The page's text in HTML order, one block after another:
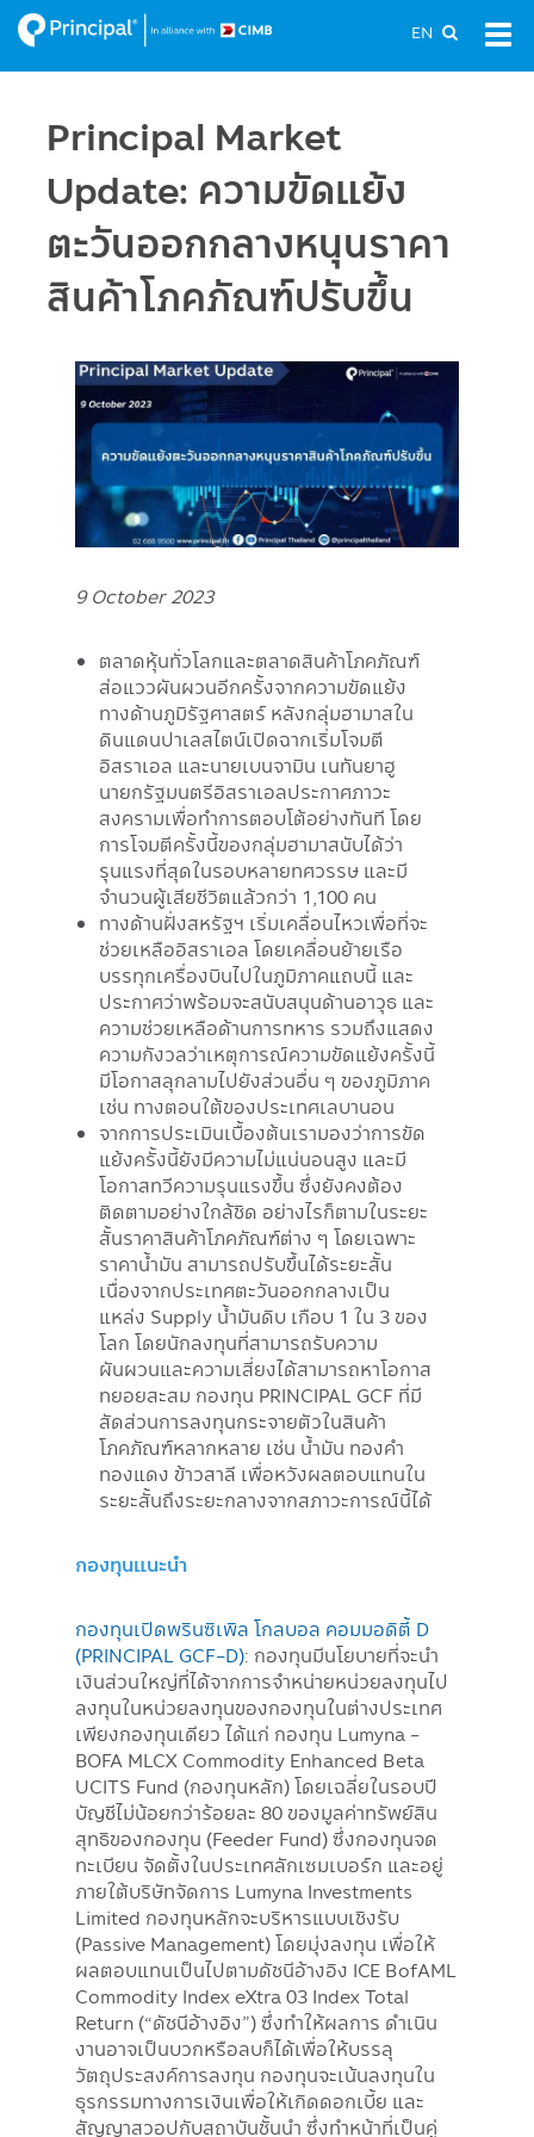
Skip
to
main
EN
Principal Market
Update: ความขัดแย้ง
ตะวันออกกลางหนุนราคา
สินค้าโภคภัณฑ์ปรับขึ้น
9 October 2023
ตลาดหุ้นทั่วโลกและตลาดสินค้าโภคภัณฑ์
ส่อแววผันผวนอีกครั้งจากความขัดแย้ง
ทางด้านภูมิรัฐศาสตร์ หลังกลุ่มฮามาสใน
ดินแดนปาเลสไตน์เปิดฉากเริ่มโจมตี
อิสราเอล และนายเบนจามิน เนทันยาฮู
นายกรัฐมนตรีอิสราเอลประกาศภาวะ
สงครามเพื่อทำการตอบโต้อย่างทันที โดย
การโจมตีครั้งนี้ของกลุ่มฮามาสนับได้ว่า
รุนแรงที่สุดในรอบหลายทศวรรษ และมี
จำนวนผู้เสียชีวิตแล้วกว่า 1,100 คน
ทางด้านฝั่งสหรัฐฯ เริ่มเคลื่อนไหวเพื่อที่จะ
ช่วยเหลืออิสราเอล โดยเคลื่อนย้ายเรือ
บรรทุกเครื่องบินไปในภูมิภาคแถบนี้ และ
ประกาศว่าพร้อมจะสนับสนุนด้านอาวุธ และ
ความช่วยเหลือด้านการทหาร รวมถึงแสดง
ความกังวลว่าเหตุการณ์ความขัดแย้งครั้งนี้
มีโอกาสลุกลามไปยังส่วนอื่น ๆ ของภูมิภาค
เช่น ทางตอนใต้ของประเทศเลบานอน
จากการประเมินเบื้องต้นเรามองว่าการขัด
แย้งครั้งนี้ยังมีความไม่แน่นอนสูง และมี
โอกาสทวีความรุนแรงขึ้น ซึ่งยังคงต้อง
ติดตามอย่างใกล้ชิด อย่างไรก็ตามในระยะ
สั้นราคาสินค้าโภคภัณฑ์ต่าง ๆ โดยเฉพาะ
ราคาน้ำมัน สามารถปรับขึ้นได้ระยะสั้น
เนื่องจากประเทศตะวันออกกลางเป็น
แหล่ง Supply น้ำมันดิบ เกือบ 1 ใน 3 ของ
โลก โดยนักลงทุนที่สามารถรับความ
ผันผวนและความเสี่ยงได้สามารถหาโอกาส
ทยอยสะสม กองทุน PRINCIPAL GCF ที่มี
สัดส่วนการลงทุนกระจายตัวในสินค้า
โภคภัณฑ์หลากหลาย เช่น น้ำมัน ทองคำ
ทองแดง ข้าวสาลี เพื่อหวังผลตอบแทนใน
ระยะสั้นถึงระยะกลางจากสภาวะการณ์นี้ได้
กองทุนแนะนำ
กองทุนเปิดพรินซิเพิล โกลบอล คอมมอดิตี้ D
(PRINCIPAL GCF-D): กองทุนมีนโยบายที่จะนํา
เงินส่วนใหญ่ที่ได้จากการจําหน่ายหน่วยลงทุนไป
ลงทุนในหน่วยลงทุนของกองทุนในต่างประเทศ
เพียงกองทุนเดียว ได้แก่ กองทุน Lumyna -
BOFA MLCX Commodity Enhanced Beta
UCITS Fund (กองทุนหลัก) โดยเฉลี่ยในรอบปี
บัญชีไม่น้อยกว่าร้อยละ 80 ของมูลค่าทรัพย์สิน
สุทธิของกองทุน (Feeder Fund) ซึ่งกองทุนจด
ทะเบียน จัดตั้งในประเทศลักเซมเบอร์ก และอยู่
ภายใต้บริษัทจัดการ Lumyna Investments
Limited กองทุนหลักจะบริหารแบบเชิงรับ
(Passive Management) โดยมุ่งลงทุน เพื่อให้
ผลตอบแทนเป็นไปตามดัชนีอ้างอิง ICE BofAML
Commodity Index eXtra 03 Index Total
Return (“ดัชนีอ้างอิง”) ซึ่งทําให้ผลการ ดําเนิน
งานอาจเป็นบวกหรือลบก็ได้เพื่อให้บรรลุ
วัตถุประสงค์การลงทุน กองทุนจะเน้นลงทุนใน
ธุรกรรมทางการเงินเพื่อให้เกิดดอกเบี้ย และ
สัญญาสวอปกับสถาบันชั้นนํา ซึ่งทําหน้าที่เป็นคู่